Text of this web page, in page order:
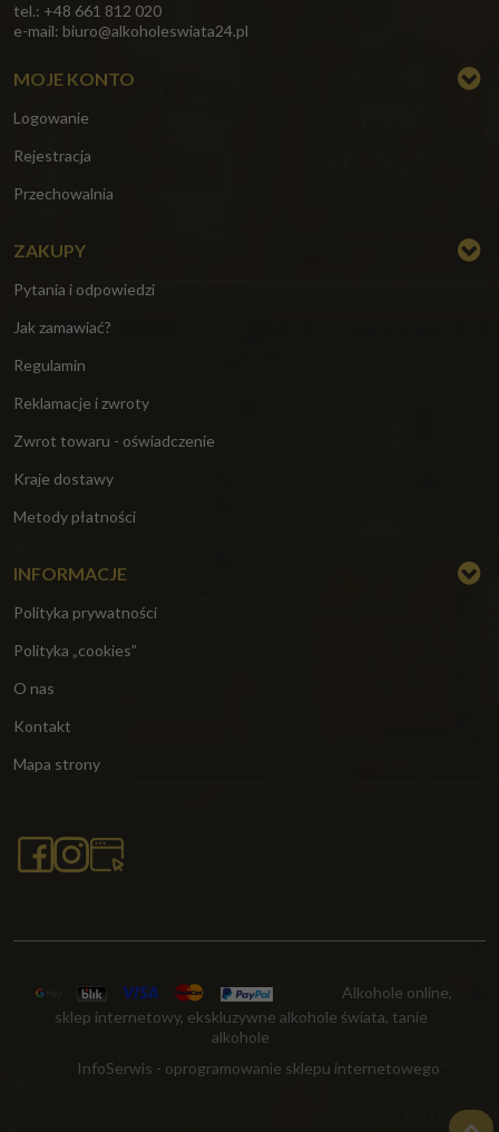
tel.: +48 661 812 020
e-mail: biuro@alkoholeswiata24.pl
MOJE KONTO
Logowanie
Rejestracja
Przechowalnia
ZAKUPY
Pytania i odpowiedzi
Jak zamawiać?
Regulamin
Reklamacje i zwroty
Zwrot towaru - oświadczenie
Kraje dostawy
Metody płatności
INFORMACJE
Polityka prywatności
Polityka „cookies”
O nas
Kontakt
Mapa strony
Alkohole online,
sklep internetowy, ekskluzywne alkohole świata, tanie
alkohole
InfoSerwis - oprogramowanie sklepu internetowego